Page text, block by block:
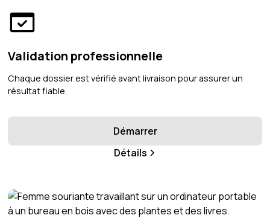
Validation professionnelle
Chaque dossier est vérifié avant livraison pour assurer un
résultat fiable.
Démarrer
Détails